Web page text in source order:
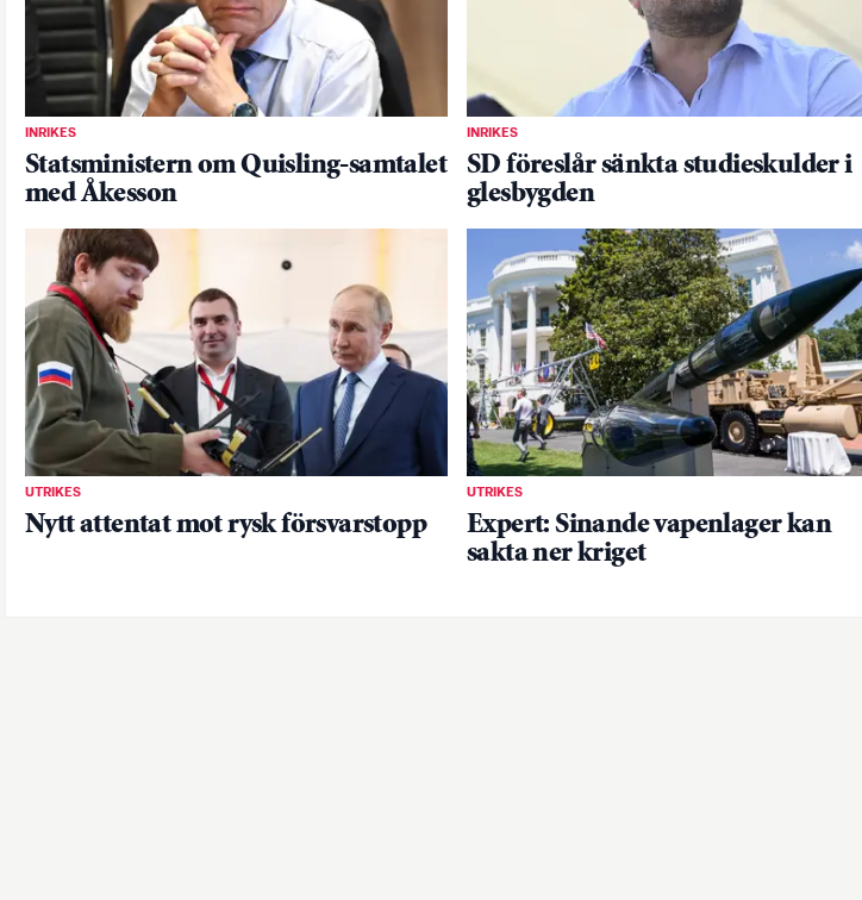
INRIKES
Statsministern om Quisling-samtalet
med Åkesson
INRIKES
SD föreslår sänkta studieskulder i
glesbygden
UTRIKES
Nytt attentat mot rysk försvarstopp
UTRIKES
Expert: Sinande vapenlager kan
sakta ner kriget